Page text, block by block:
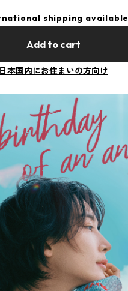
shipping available
Add to cart
日本国内にお住まいの方向け